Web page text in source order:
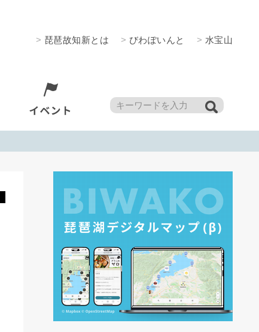
> 琵琶故知新とは >びわぽいんと > 水宝山